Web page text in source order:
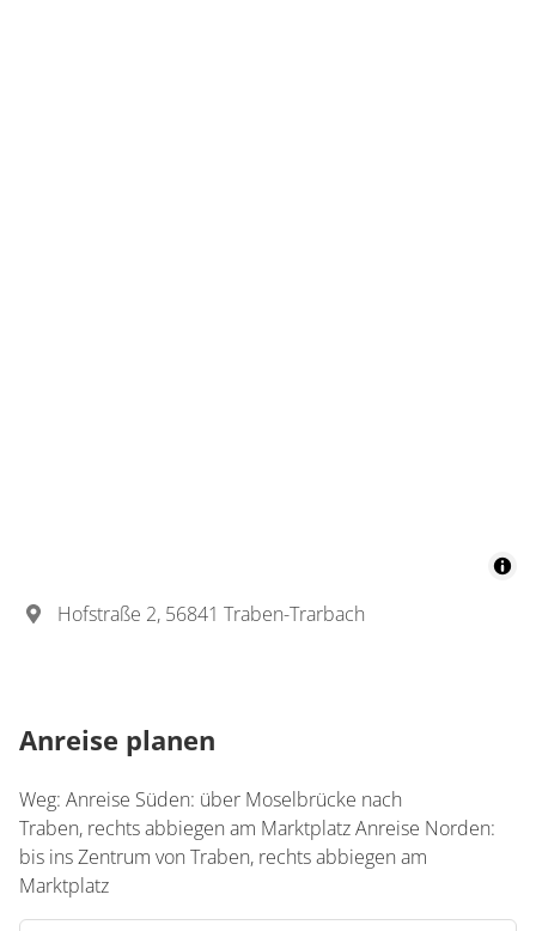
Hofstraße 2, 56841 Traben-Trarbach
Anreise planen
Weg: Anreise Süden: über Moselbrücke nach
Traben, rechts abbiegen am Marktplatz Anreise Norden:
bis ins Zentrum von Traben, rechts abbiegen am
Marktplatz